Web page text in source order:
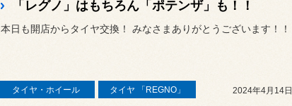
「レグノ」はもちろん「ポテンザ」も！！
本日も開店からタイヤ交換！ みなさまありがとうございます！！
タイヤ・ホイール タイヤ 「REGNO」 2024年4月14日